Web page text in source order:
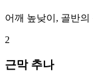
어깨 높낮이, 골반
2
근막 추나